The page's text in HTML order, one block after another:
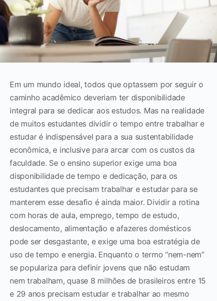
Em um mundo ideal, todos que optassem por seguir o
caminho acadêmico deveriam ter disponibilidade
integral para se dedicar aos estudos. Mas na realidade
de muitos estudantes dividir o tempo entre trabalhar e
estudar é indispensável para a sua sustentabilidade
econômica, e inclusive para arcar com os custos da
faculdade. Se o ensino superior exige uma boa
disponibilidade de tempo e dedicação, para os
estudantes que precisam trabalhar e estudar para se
manterem esse desafio é ainda maior. Dividir a rotina
com horas de aula, emprego, tempo de estudo,
deslocamento, alimentação e afazeres domésticos
pode ser desgastante, e exige uma boa estratégia de
uso de tempo e energia. Enquanto o termo “nem-nem”
se populariza para definir jovens que não estudam
nem trabalham, quase 8 milhões de brasileiros entre 15
e 29 anos precisam estudar e trabalhar ao mesmo